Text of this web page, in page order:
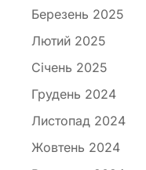
Березень 2025
Лютий 2025
Січень 2025
Грудень 2024
Листопад 2024
Жовтень 2024